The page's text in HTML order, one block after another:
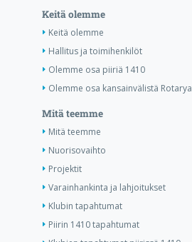
Keitä olemme
Keitä olemme
Hallitus ja toimihenkilöt
Olemme osa piiriä 1410
Olemme osa kansainvälistä Rotarya
Mitä teemme
Mitä teemme
Nuorisovaihto
Projektit
Varainhankinta ja lahjoitukset
Klubin tapahtumat
Piirin 1410 tapahtumat